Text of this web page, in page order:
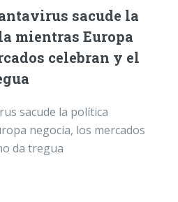
sacude la
mientras Europa
celebran y el
sacude la política
negocia, los mercados
da tregua